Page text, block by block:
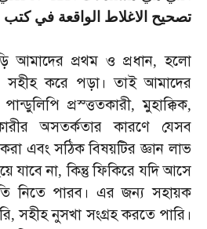
تصحيح الاغلاط الواقعة في كتب
আমাদের প্রথম ও প্রধান,হলো
সহীহ করে পড়া। তাই আমাদের
পান্ডুলিপি প্রস্ত্ততকারী,মুহাক্কিক,
অসতর্কতার কারণে
যেসব
করা এবং সঠিক বিষয়টির জ্ঞান লাভ
যাবে না,কিন্তু ফিকিরে যদি আসে
নিতে পারব। এর জন্য সহায়ক
,সহীহ নুসখা সংগ্রহ করতে পারি।